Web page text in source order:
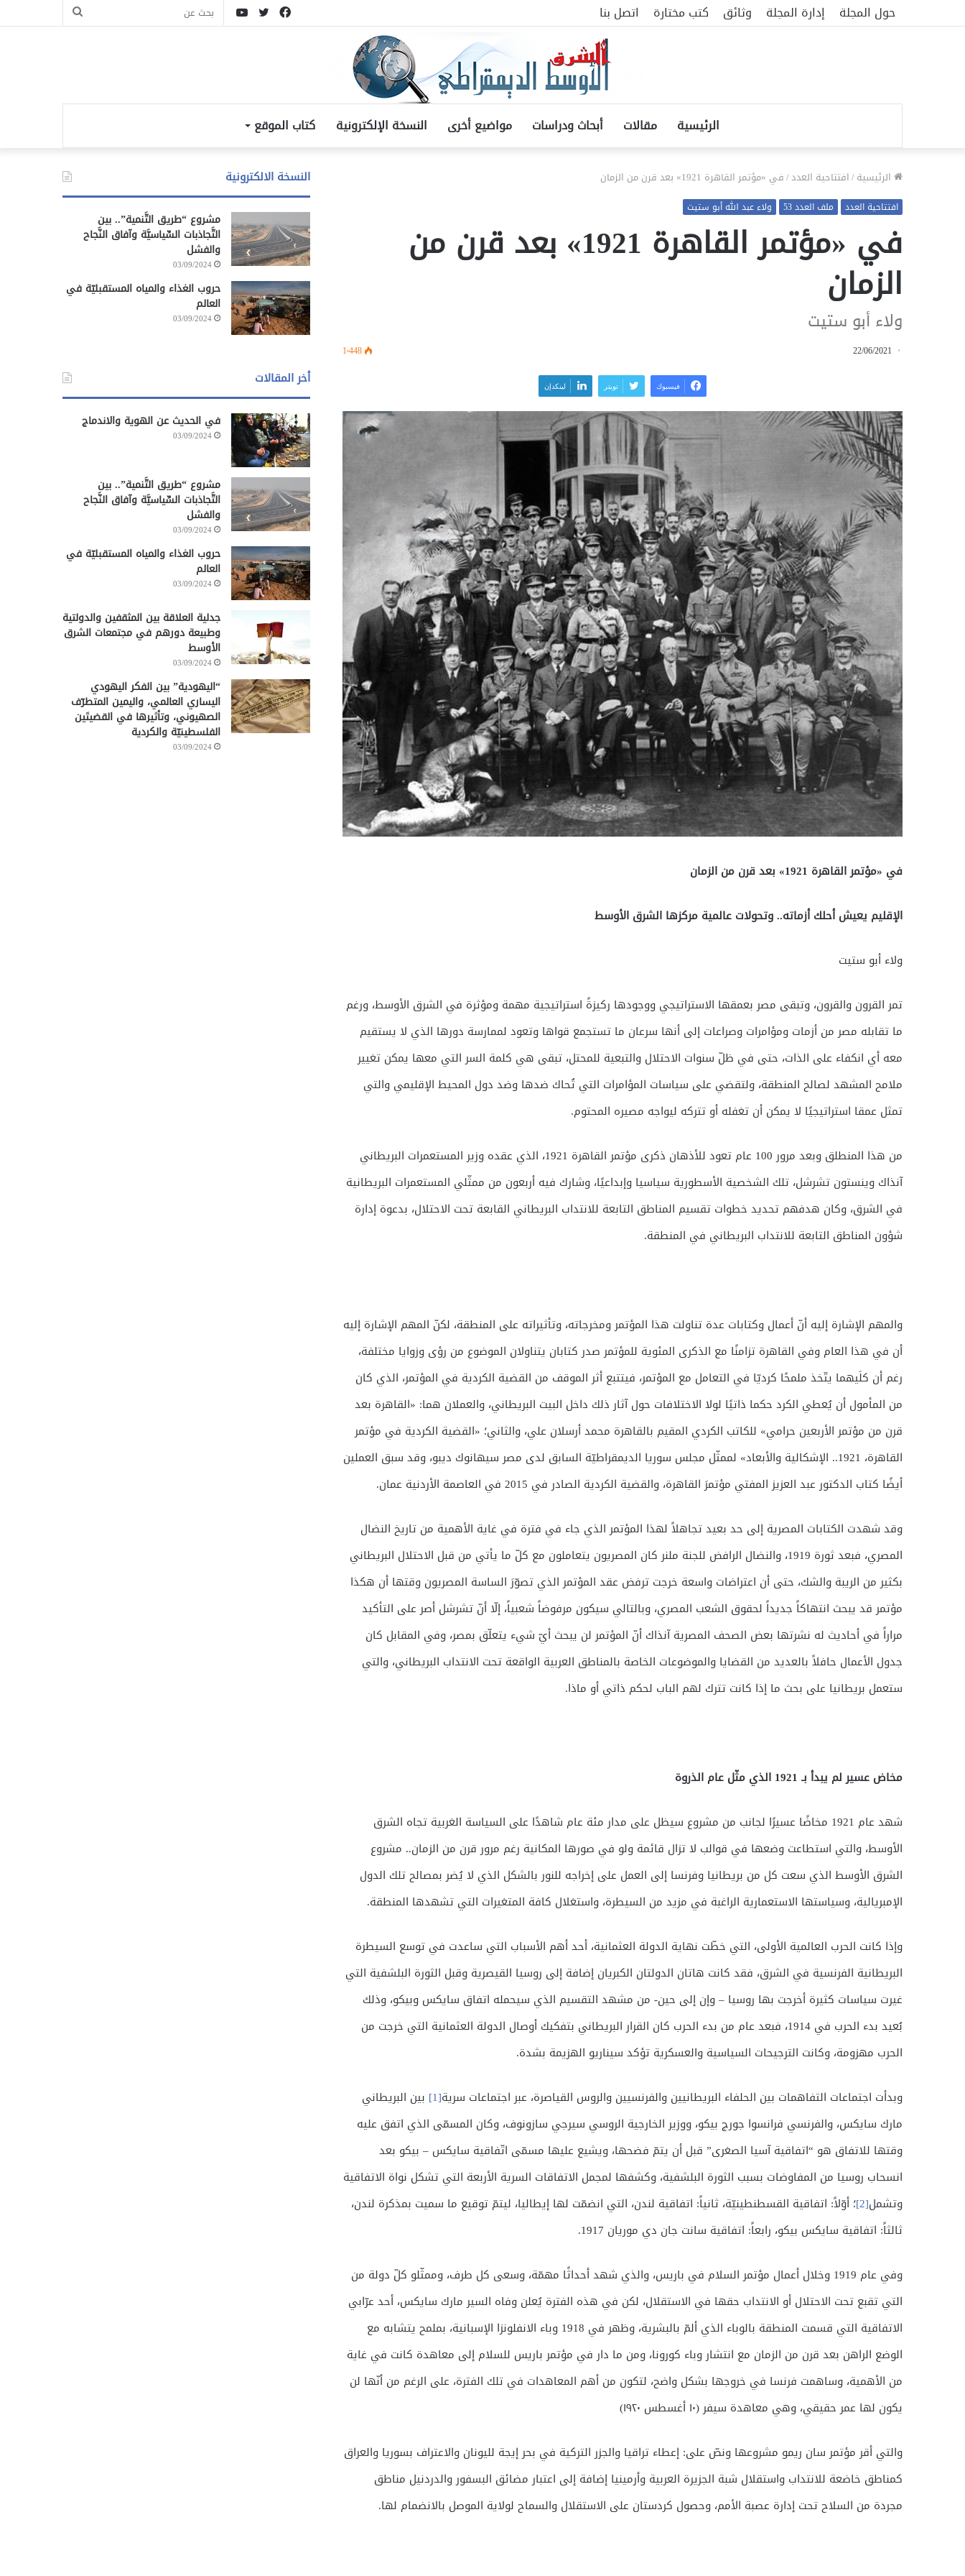
حول المجلة إدارة المجلة وثائق كتب مختارة اتصل بنا
بحث
يوتيوبتويتر
فيسبوك
الرئيسية مقالات أبحاث ودراسات مواضيع أخرى النسخة الإلكترونية كتاب الموقع
الرئيسية/افتتاحية العدد/في «مؤتمر القاهرة 1921» بعد قرن من الزمان
افتتاحية العدد ملف العدد 53 ولاء عبد الله أبو ستيت
في «مؤتمر القاهرة 1921» بعد قرن من
الزمان
ولاء أبو ستيت
22/06/2021 1٬448
فيسبوك تويتر لينكدإن
في «مؤتمر القاهرة 1921» بعد قرن من الزمان
الإقليم يعيش أحلك أزماته.. وتحولات عالمية مركزها الشرق الأوسط
ولاء أبو ستيت
تمر القرون والقرون، وتبقى مصر بعمقها الاستراتيجي ووجودها ركيزةً استراتيجية مهمة ومؤثرة في الشرق الأوسط، ورغم
ما تقابله مصر من أزمات ومؤامرات وصراعات إلى أنها سرعان ما تستجمع قواها وتعود لممارسة دورها الذي لا يستقيم
معه أي انكفاء على الذات، حتى في ظلّ سنوات الاحتلال والتبعية للمحتل، تبقى هي كلمة السر التي معها يمكن تغيير
ملامح المشهد لصالح المنطقة، ولتقضي على سياسات المؤامرات التي تُحاك ضدها وضد دول المحيط الإقليمي والتي
تمثل عمقا استراتيجيًا لا يمكن أن تغفله أو تتركه ليواجه مصيره المحتوم.
من هذا المنطلق وبعد مرور 100 عام تعود للأذهان ذكرى مؤتمر القاهرة 1921، الذي عقده وزير المستعمرات البريطاني
آنذاك وينستون تشرشل، تلك الشخصية الأسطورية سياسيا وإبداعيًا، وشارك فيه أربعون من ممثّلي المستعمرات البريطانية
في الشرق، وكان هدفهم تحديد خطوات تقسيم المناطق التابعة للانتداب البريطاني القابعة تحت الاحتلال، بدعوة إدارة
شؤون المناطق التابعة للانتداب البريطاني في المنطقة.
والمهم الإشارة إليه أنّ أعمال وكتابات عدة تناولت هذا المؤتمر ومخرجاته، وتأثيراته على المنطقة، لكنّ المهم الإشارة إليه
أن في هذا العام وفي القاهرة تزامنًا مع الذكرى المئوية للمؤتمر صدر كتابان يتناولان الموضوع من رؤى وزوايا مختلفة،
رغم أن كلَيهما يتّخذ ملمحًا كرديّا في التعامل مع المؤتمر، فيتتبع أثر الموقف من القضية الكردية في المؤتمر، الذي كان
من المأمول أن يُعطي الكرد حكما ذاتيًا لولا الاختلافات حول آثار ذلك داخل البيت البريطاني، والعملان هما: «القاهرة بعد
قرن من مؤتمر الأربعين حرامي» للكاتب الكردي المقيم بالقاهرة محمد أرسلان علي، والثاني؛ «القضية الكردية في مؤتمر
القاهرة، 1921.. الإشكالية والأبعاد» لممثّل مجلس سوريا الديمقراطيّة السابق لدى مصر سيهانوك ديبو، وقد سبق العملين
أيضًا كتاب الدكتور عبد العزيز المفتي مؤتمرَ القاهرة، والقضية الكردية الصادر في 2015 في العاصمة الأردنية عمان.
وقد شهدت الكتابات المصرية إلى حد بعيد تجاهلاً لهذا المؤتمر الذي جاء في فترة في غاية الأهمية من تاريخ النضال
المصري، فبعد ثورة 1919، والنضال الرافض للجنة ملنر كان المصريون يتعاملون مع كلّ ما يأتي من قبل الاحتلال البريطاني
بكثير من الريبة والشك، حتى أن اعتراضات واسعة خرجت ترفض عقد المؤتمر الذي تصوّرَ الساسة المصريون وقتها أن هكذا
مؤتمر قد يبحث انتهاكاً جديداً لحقوق الشعب المصري، وبالتالي سيكون مرفوضاً شعبياً، إلّا أنّ تشرشل أصر على التأكيد
مراراً في أحاديث له نشرتها بعض الصحف المصرية آنذاك أنّ المؤتمر لن يبحث أيّ شيء يتعلّق بمصر، وفي المقابل كان
جدول الأعمال حافلاً بالعديد من القضايا والموضوعات الخاصة بالمناطق العربية الواقعة تحت الانتداب البريطاني، والتي
ستعمل بريطانيا على بحث ما إذا كانت تترك لهم الباب لحكم ذاتي أو ماذا.
مخاض عسير لم يبدأ بـ 1921 الذي مثّل عام الذروة
شهد عام 1921 مخاضًا عسيرًا لجانب من مشروع سيظل على مدار مئة عام شاهدًا على السياسة الغربية تجاه الشرق
الأوسط، والتي استطاعت وضعها في قوالب لا تزال قائمة ولو في صورها المكانية رغم مرور قرن من الزمان.. مشروع
الشرق الأوسط الذي سعت كل من بريطانيا وفرنسا إلى العمل على إخراجه للنور بالشكل الذي لا يُضر بمصالح تلك الدول
الإمبريالية، وسياستها الاستعمارية الراغبة في مزيد من السيطرة، واستغلال كافة المتغيرات التي تشهدها المنطقة.
وإذا كانت الحرب العالمية الأولى، التي خطّت نهاية الدولة العثمانية، أحد أهم الأسباب التي ساعدت في توسع السيطرة
البريطانية الفرنسية في الشرق، فقد كانت هاتان الدولتان الكبريان إضافة إلى روسيا القيصرية وقبل الثورة البلشفية التي
غيرت سياسات كثيرة أخرجت بها روسيا – وإن إلى حين- من مشهد التقسيم الذي سيحمله اتفاق سايكس وبيكو، وذلك
بُعيد بدء الحرب في 1914، فبعد عام من بدء الحرب كان القرار البريطاني بتفكيك أوصال الدولة العثمانية التي خرجت من
الحرب مهزومة، وكانت الترجيحات السياسية والعسكرية تؤكد سيناريو الهزيمة بشدة.
وبدأت اجتماعات التفاهمات بين الحلفاء البريطانيين والفرنسيين والروس القياصرة، عبر اجتماعات سرية[1]
بين البريطاني
مارك سايكس، والفرنسي فرانسوا جورج بيكو، ووزير الخارجية الروسي سيرجي سازونوف، وكان المسمّى الذي اتفق عليه
وقتها للاتفاق هو “اتفاقية آسيا الصغرى” قبل أن يتمّ فضحها، ويشيع عليها مسمّى اتّفاقية سايكس – بيكو بعد
انسحاب روسيا من المفاوضات بسبب الثورة البلشفية، وكشفها لمجمل الاتفاقات السرية الأربعة التي تشكل نواة الاتفاقية
وتشمل[2] ؛ أوّلاً: اتفاقية القسطنطينيّة، ثانياً: اتفاقية لندن، التي انضمّت لها إيطاليا، ليتمّ توقيع ما سميت بمذكرة لندن،
ثالثاً: اتفاقية سايكس بيكو، رابعاً: اتفاقية سانت جان دي موريان 1917.
وفي عام 1919 وخلال أعمال مؤتمر السلام في باريس، والذي شهد أحداثًا مهمّة، وسعى كل طرف، وممثّلو كلّ دولة من
التي تقبع تحت الاحتلال أو الانتداب حقها في الاستقلال، لكن في هذه الفترة يُعلن وفاه السير مارك سايكس، أحد عرّابي
الاتفاقية التي قسمت المنطقة بالوباء الذي ألمّ بالبشرية، وظهر في 1918 وباء الانفلونزا الإسبانية، بملمح يتشابه مع
الوضع الراهن بعد قرن من الزمان مع انتشار وباء كورونا، ومن ما دار في مؤتمر باريس للسلام إلى معاهدة كانت في غاية
من الأهمية، وساهمت فرنسا في خروجها بشكل واضح، لتكون من أهم المعاهدات في تلك الفترة، على الرغم من أنّها لن
يكون لها عمر حقيقي، وهي معاهدة سيفر (١٠ أغسطس ١٩٢٠)
والتي أقر مؤتمر سان ريمو مشروعها ونصّ على: إعطاء تراقيا والجزر التركية في بحر إيجة لليونان والاعتراف بسوريا والعراق
كمناطق خاضعة للانتداب واستقلال شبة الجزيرة العربية وأرمينيا إضافة إلى اعتبار مضائق البسفور والدردنيل مناطق
مجردة من السلاح تحت إدارة عصبة الأمم، وحصول كردستان على الاستقلال والسماح لولاية الموصل بالانضمام لها.
النسخة الالكترونية
مشروع “طريق التَّنمية”.. بين
التَّجاذبات السِّياسيَّة وآفاق النَّجاح
والفشل
03/09/2024
حروب الغذاء والمياه المستقبليّة في
العالم
03/09/2024
أخر المقالات
في الحديث عن الهوية والاندماج
03/09/2024
مشروع “طريق التَّنمية”.. بين
التَّجاذبات السِّياسيَّة وآفاق النَّجاح
والفشل
03/09/2024
حروب الغذاء والمياه المستقبليّة في
العالم
03/09/2024
جدلية العلاقة بين المثقفين والدولتية
وطبيعة دورهم في مجتمعات الشرق
الأوسط
03/09/2024
“اليهودية” بين الفكر اليهودي
اليساري العالمي، واليمين المتطرّف
الصهيوني، وتأثيرها في القضيتَين
الفلسطينيّة والكردية
03/09/2024